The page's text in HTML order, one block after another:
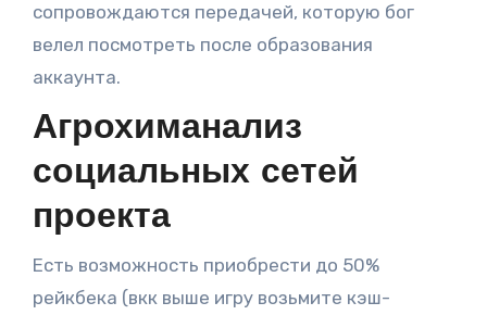
сопровождаются передачей, которую бог
велел посмотреть после образования
аккаунта.
Агрохиманализ
социальных сетей
проекта
Есть возможность приобрести до 50%
рейкбека (вкк выше игру возьмите кэш-